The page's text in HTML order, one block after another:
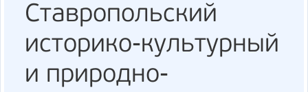
Ставропольский
историко-культурный
и природно-